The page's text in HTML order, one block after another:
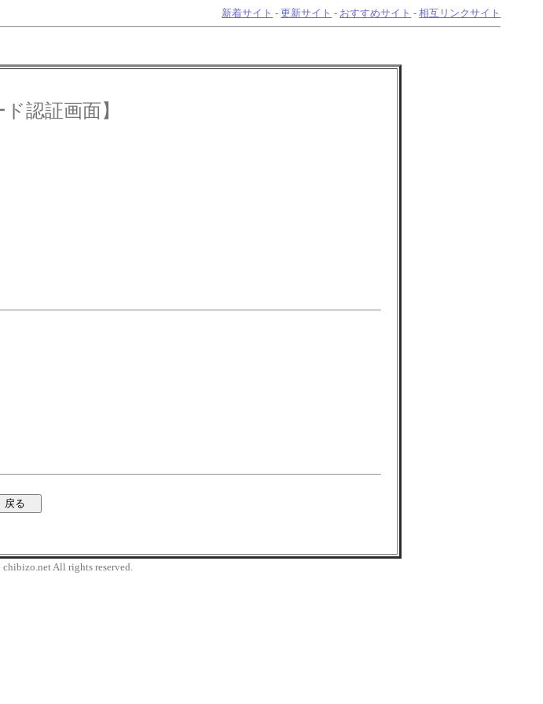
新着サイト -更新サイト - おすすめサイト -相互リンクサイト
ド認証画面】
All rights reserved.